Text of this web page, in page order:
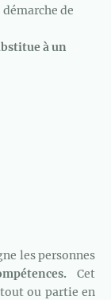
de
à un
les personnes
Cet
ou partie en